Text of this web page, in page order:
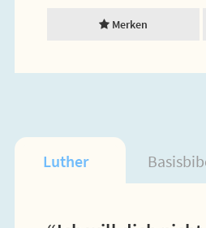
Merken
Luther